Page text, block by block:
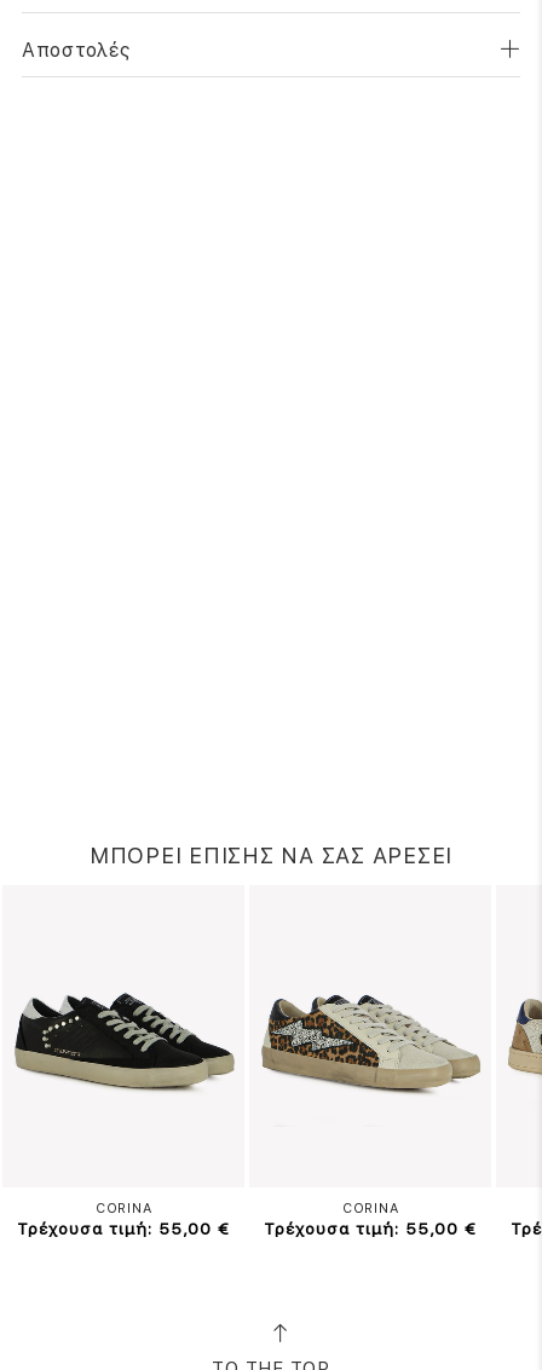
Αποστολές
ΜΠΟΡΕΙ ΕΠΙΣΗΣ ΝΑ ΣΑΣ ΑΡΕΣΕΙ
CORINA
Τρέχουσα τιμή: 55,00 €
CORINA
Τρέχουσα τιμή: 55,00 €